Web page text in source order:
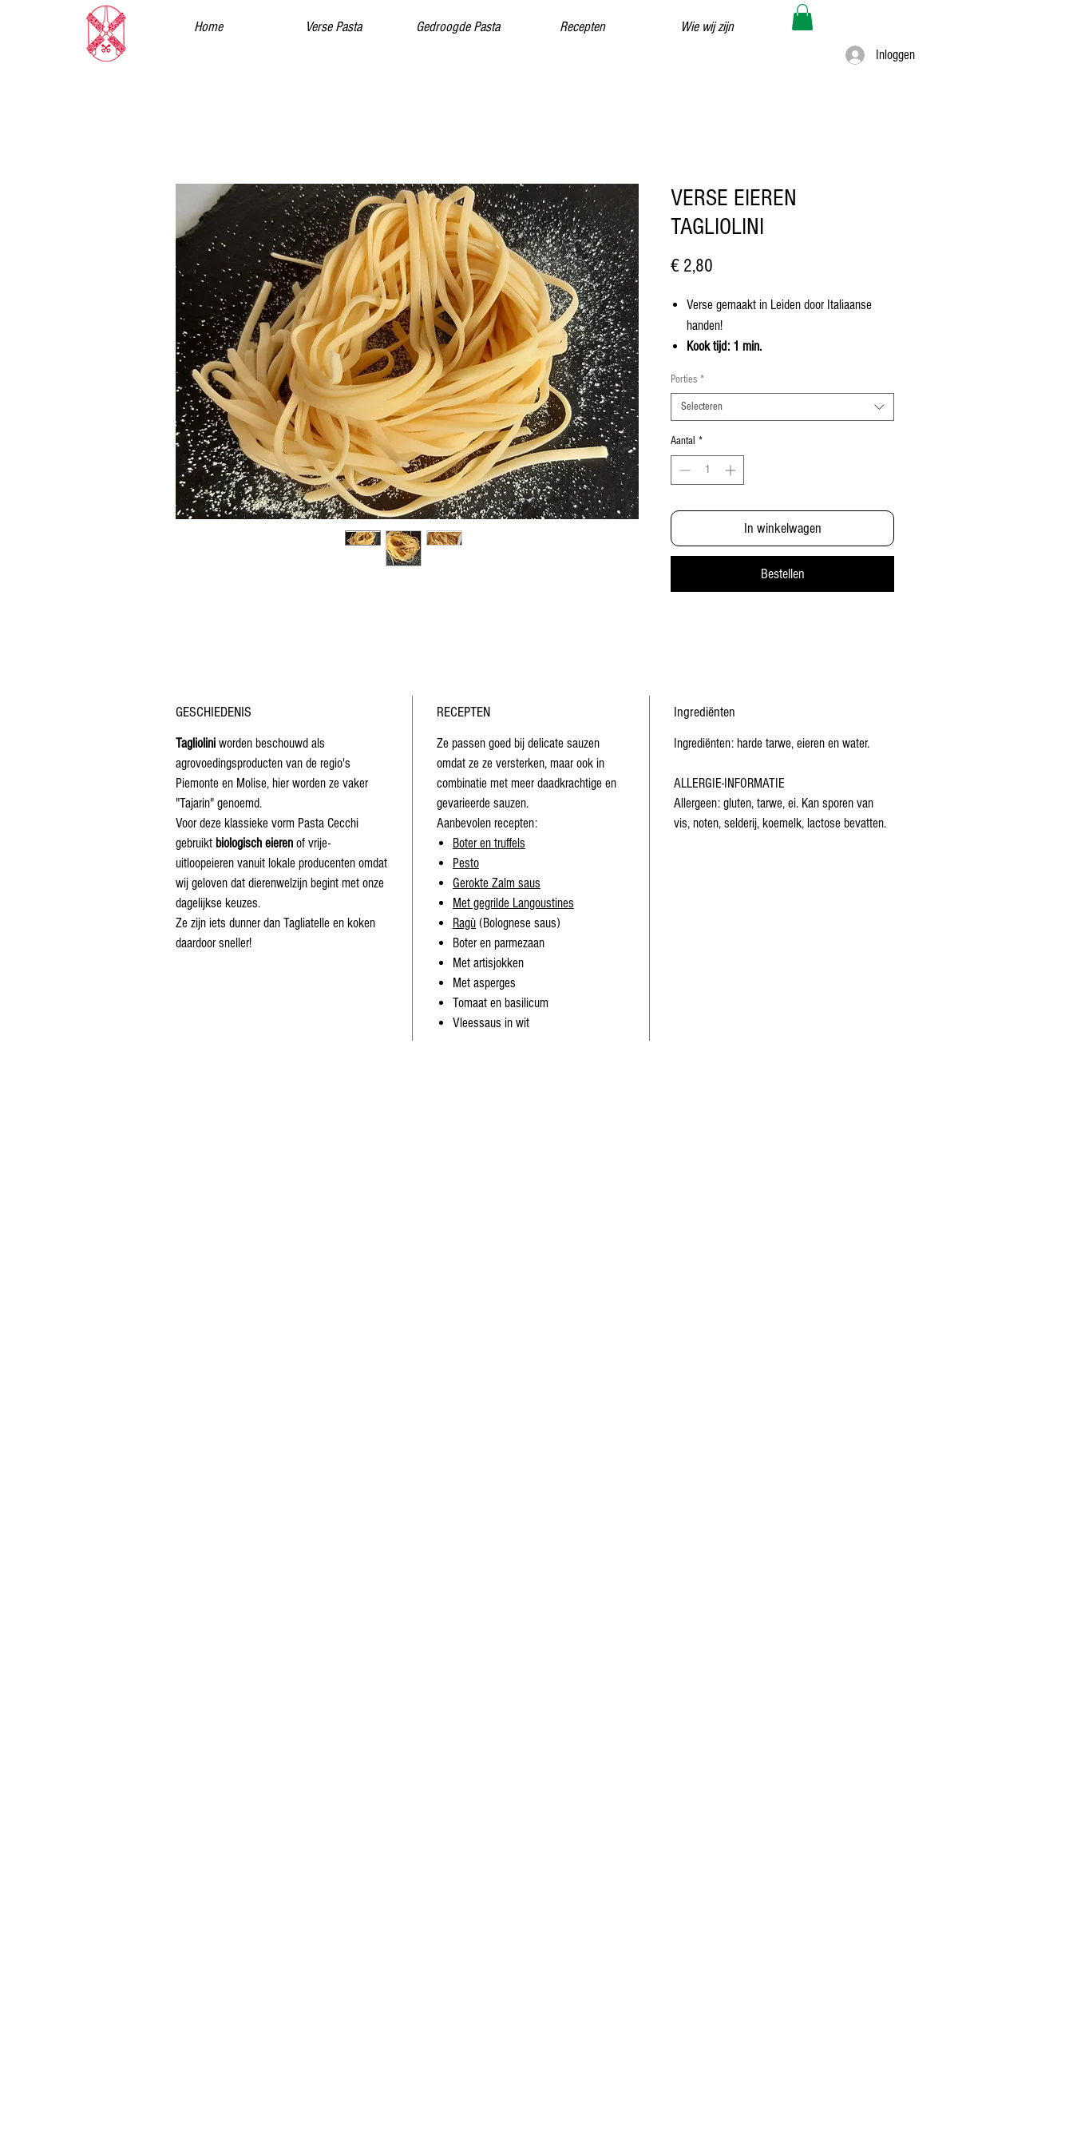
Home Verse Pasta Gedroogde Pasta Recepten Wie wij zijn
Inloggen
VERSE EIEREN
TAGLIOLINI
€ 2,80
Verse gemaakt in Leiden door Italiaanse
handen!
Kook tijd: 1 min.
Porties *
Selecteren
Aantal *
In winkelwagen
Bestellen
GESCHIEDENIS
Tagliolini worden beschouwd als
agrovoedingsproducten van de regio's
Piemonte en Molise, hier worden ze vaker
"Tajarin" genoemd.
Voor deze klassieke vorm Pasta Cecchi
gebruikt biologisch eieren of vrije-
uitloopeieren vanuit lokale producenten omdat
wij geloven dat dierenwelzijn begint met onze
dagelijkse keuzes.
Ze zijn iets dunner dan Tagliatelle en koken
daardoor sneller!
RECEPTEN
Ze passen goed bij delicate sauzen
omdat ze ze versterken, maar ook in
combinatie met meer daadkrachtige en
gevarieerde sauzen.
Aanbevolen recepten:
Boter en truffels
Pesto
Gerokte Zalm saus
Met gegrilde Langoustines
Ragù (Bolognese saus)
Boter en parmezaan
Met artisjokken
Met asperges
Tomaat en basilicum
Vleessaus in wit
Ingrediënten
Ingrediënten: harde tarwe, eieren en water.
ALLERGIE-INFORMATIE
Allergeen: gluten, tarwe, ei. Kan sporen van
vis, noten, selderij, koemelk, lactose bevatten.